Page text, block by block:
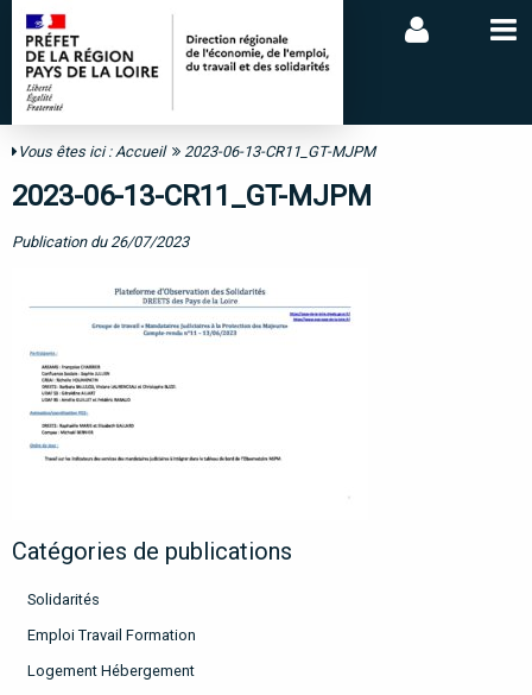
Vous êtes ici :Accueil 2023-06-13-CR11_GT-MJPM
2023-06-13-CR11_GT-MJPM
Publication du 26/07/2023
Catégories de publications
Solidarités
Emploi Travail Formation
Logement Hébergement